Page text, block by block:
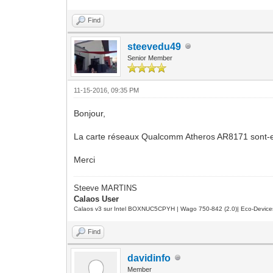
Find
steevedu49
Senior Member
11-15-2016, 09:35 PM
Bonjour,
La carte réseaux Qualcomm Atheros AR8171 sont-
Merci
Steeve MARTINS
Calaos User
Calaos v3 sur Intel BOXNUC5CPYH | Wago 750-842 (2.0)| Eco-
Find
davidinfo
Member